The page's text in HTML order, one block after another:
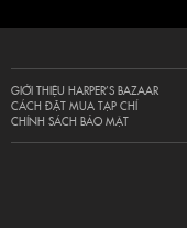
GIỚI THIỆU HARPER’S BAZAAR
CÁCH ĐẶT MUA TẠP CHÍ
CHÍNH SÁCH BẢO MẬT